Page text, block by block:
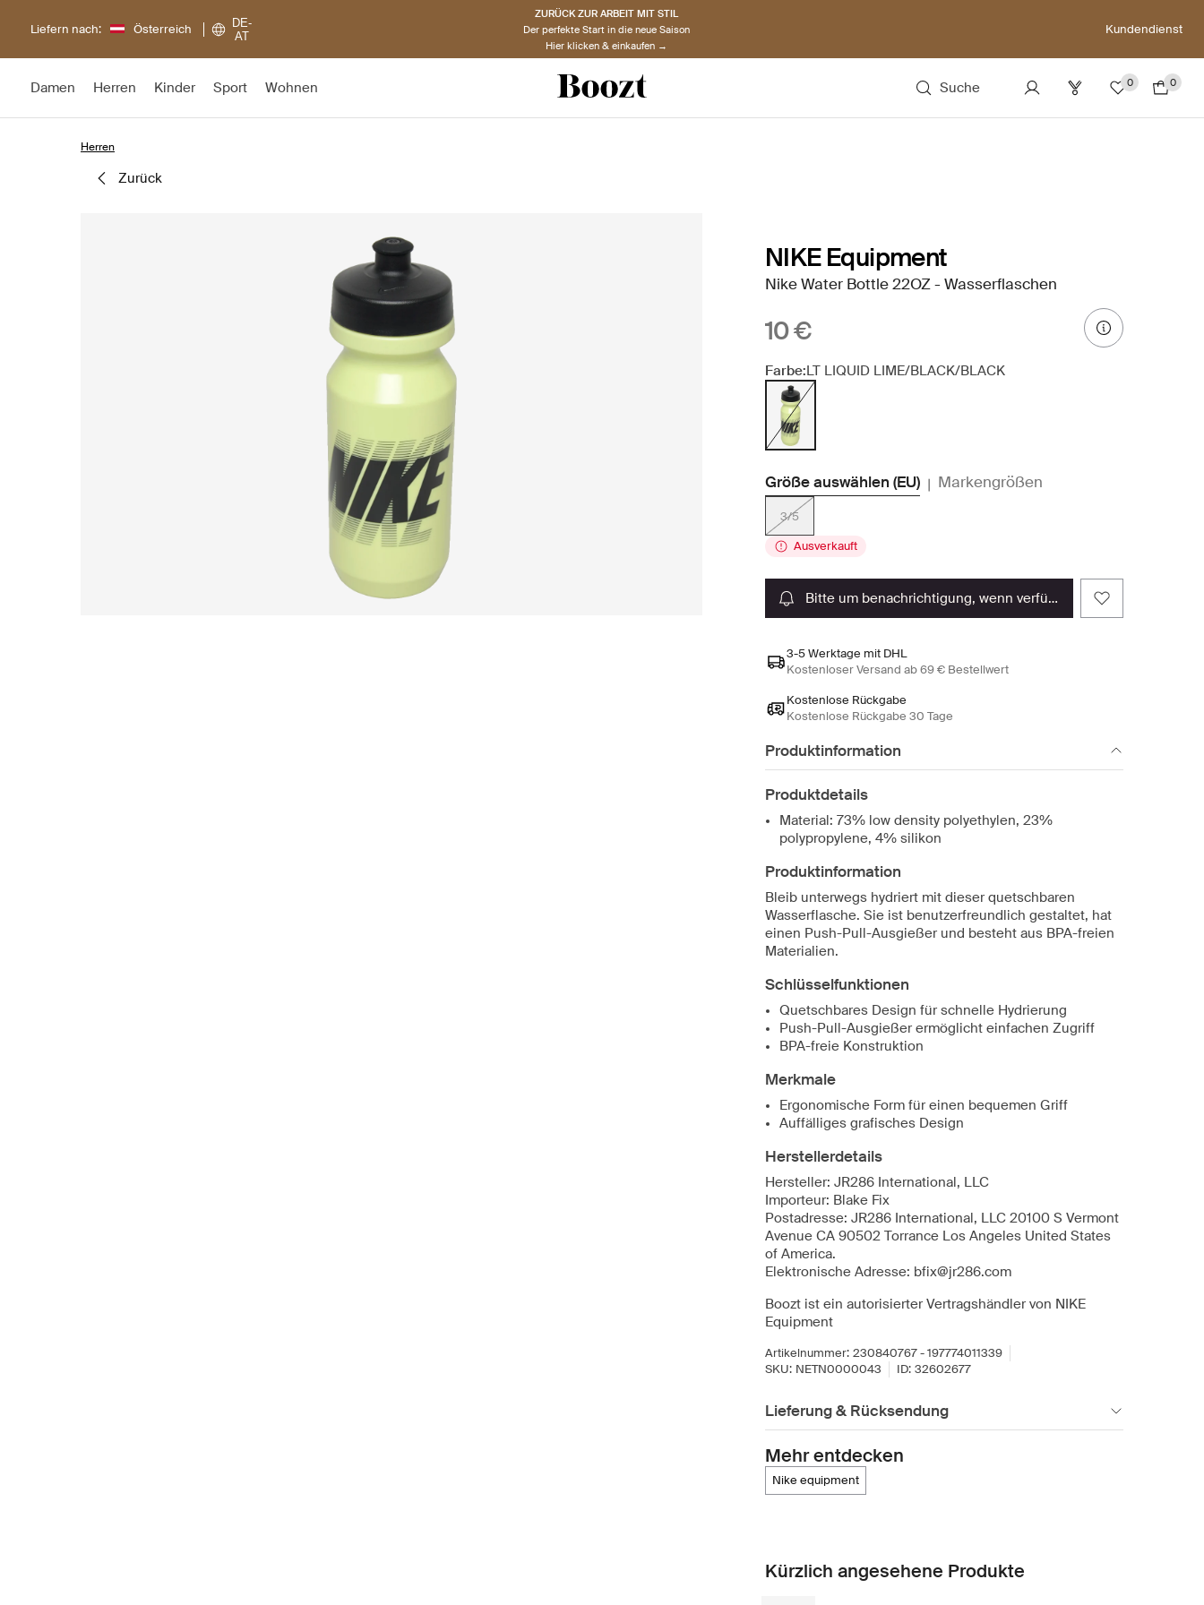
Liefern nach: Österreich
DE-
AT
ZURÜCK ZUR ARBEIT MIT STIL
Der perfekte Start in die neue Saison
Hier klicken & einkaufen →
Kundendienst
Damen Herren Kinder Sport Wohnen Suche 0 0
Herren
zurück
NIKE Equipment
Nike Water Bottle 22OZ - Wasserflaschen
10 €
Farbe:LT LIQUID LIME/BLACK/BLACK
Größe auswählen (EU) | Markengrößen
3/5
Ausverkauft
bitte um benachrichtigung, wenn verfügbar
3-5 Werktage mit DHL
Kostenloser Versand ab 69 € Bestellwert
Kostenlose Rückgabe
Kostenlose Rückgabe 30 Tage
Produktinformation
Produktdetails
Material: 73% low density polyethylen, 23%
polypropylene, 4% silikon
Produktinformation
Bleib unterwegs hydriert mit dieser quetschbaren
Wasserflasche. Sie ist benutzerfreundlich gestaltet, hat
einen Push-Pull-Ausgießer und besteht aus BPA-freien
Materialien.
Schlüsselfunktionen
Quetschbares Design für schnelle Hydrierung
Push-Pull-Ausgießer ermöglicht einfachen Zugriff
BPA-freie Konstruktion
Merkmale
Ergonomische Form für einen bequemen Griff
Auffälliges grafisches Design
Herstellerdetails
Hersteller: JR286 International, LLC
Importeur: Blake Fix
Postadresse: JR286 International, LLC 20100 S Vermont
Avenue CA 90502 Torrance Los Angeles United States
of America.
Elektronische Adresse: bfix@jr286.com
Boozt ist ein autorisierter Vertragshändler von NIKE
Equipment
Artikelnummer: 230840767 - 197774011339
SKU: NETN0000043 ID: 32602677
Lieferung & Rücksendung
Mehr entdecken
nike equipment
Kürzlich angesehene Produkte